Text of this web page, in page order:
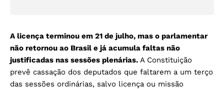
A licença terminou em 21 de julho, mas o parlamentar
não retornou ao Brasil e já acumula faltas não
justificadas nas sessões plenárias. A Constituição
prevê cassação dos deputados que faltarem a um terço
das sessões ordinárias, salvo licença ou missão